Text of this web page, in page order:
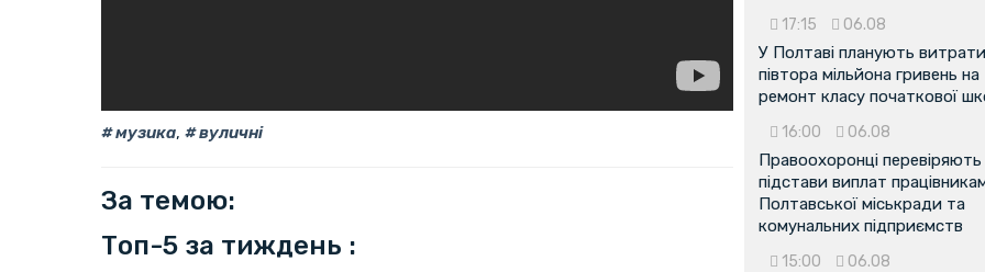
музика, вуличні
За темою:
Топ-5 за тиждень :
17:15 06.08
У Полтаві планують
півтора мільйона гривень на
ремонт класу початкової
16:00 06.08
Правоохоронці перевіряють
підстави виплат
Полтавської міськради та
комунальних підприємств
15:00 06.08